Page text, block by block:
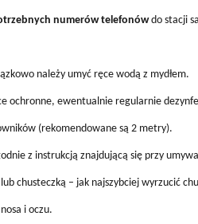
numerów telefonówdo stacji
należy umyć ręce wodą z mydłem.
ochronne, ewentualnie regularnie
(rekomendowane są 2 metry).
z instrukcją znajdującą się przy
chusteczką – jak najszybciej wyrzucić
i oczu.